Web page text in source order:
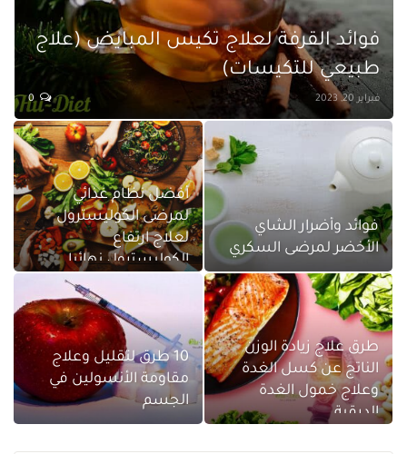
فوائد القرفة لعلاج تكيس المبايض (علاج
طبيعي للتكيسات)
فبراير 20, 2023 0
فوائد وأضرار الشاي
الأخضر لمرضى السكري
أفضل نظام غذائي
لمرضى الكوليسترول
لعلاج ارتفاع
الكوليسترول نهائيا
طرق علاج زيادة الوزن
الناتج عن كسل الغدة
وعلاج خمول الغدة
الدرقية…
10 طرق لتقليل وعلاج
مقاومة الأنسولين في
الجسم